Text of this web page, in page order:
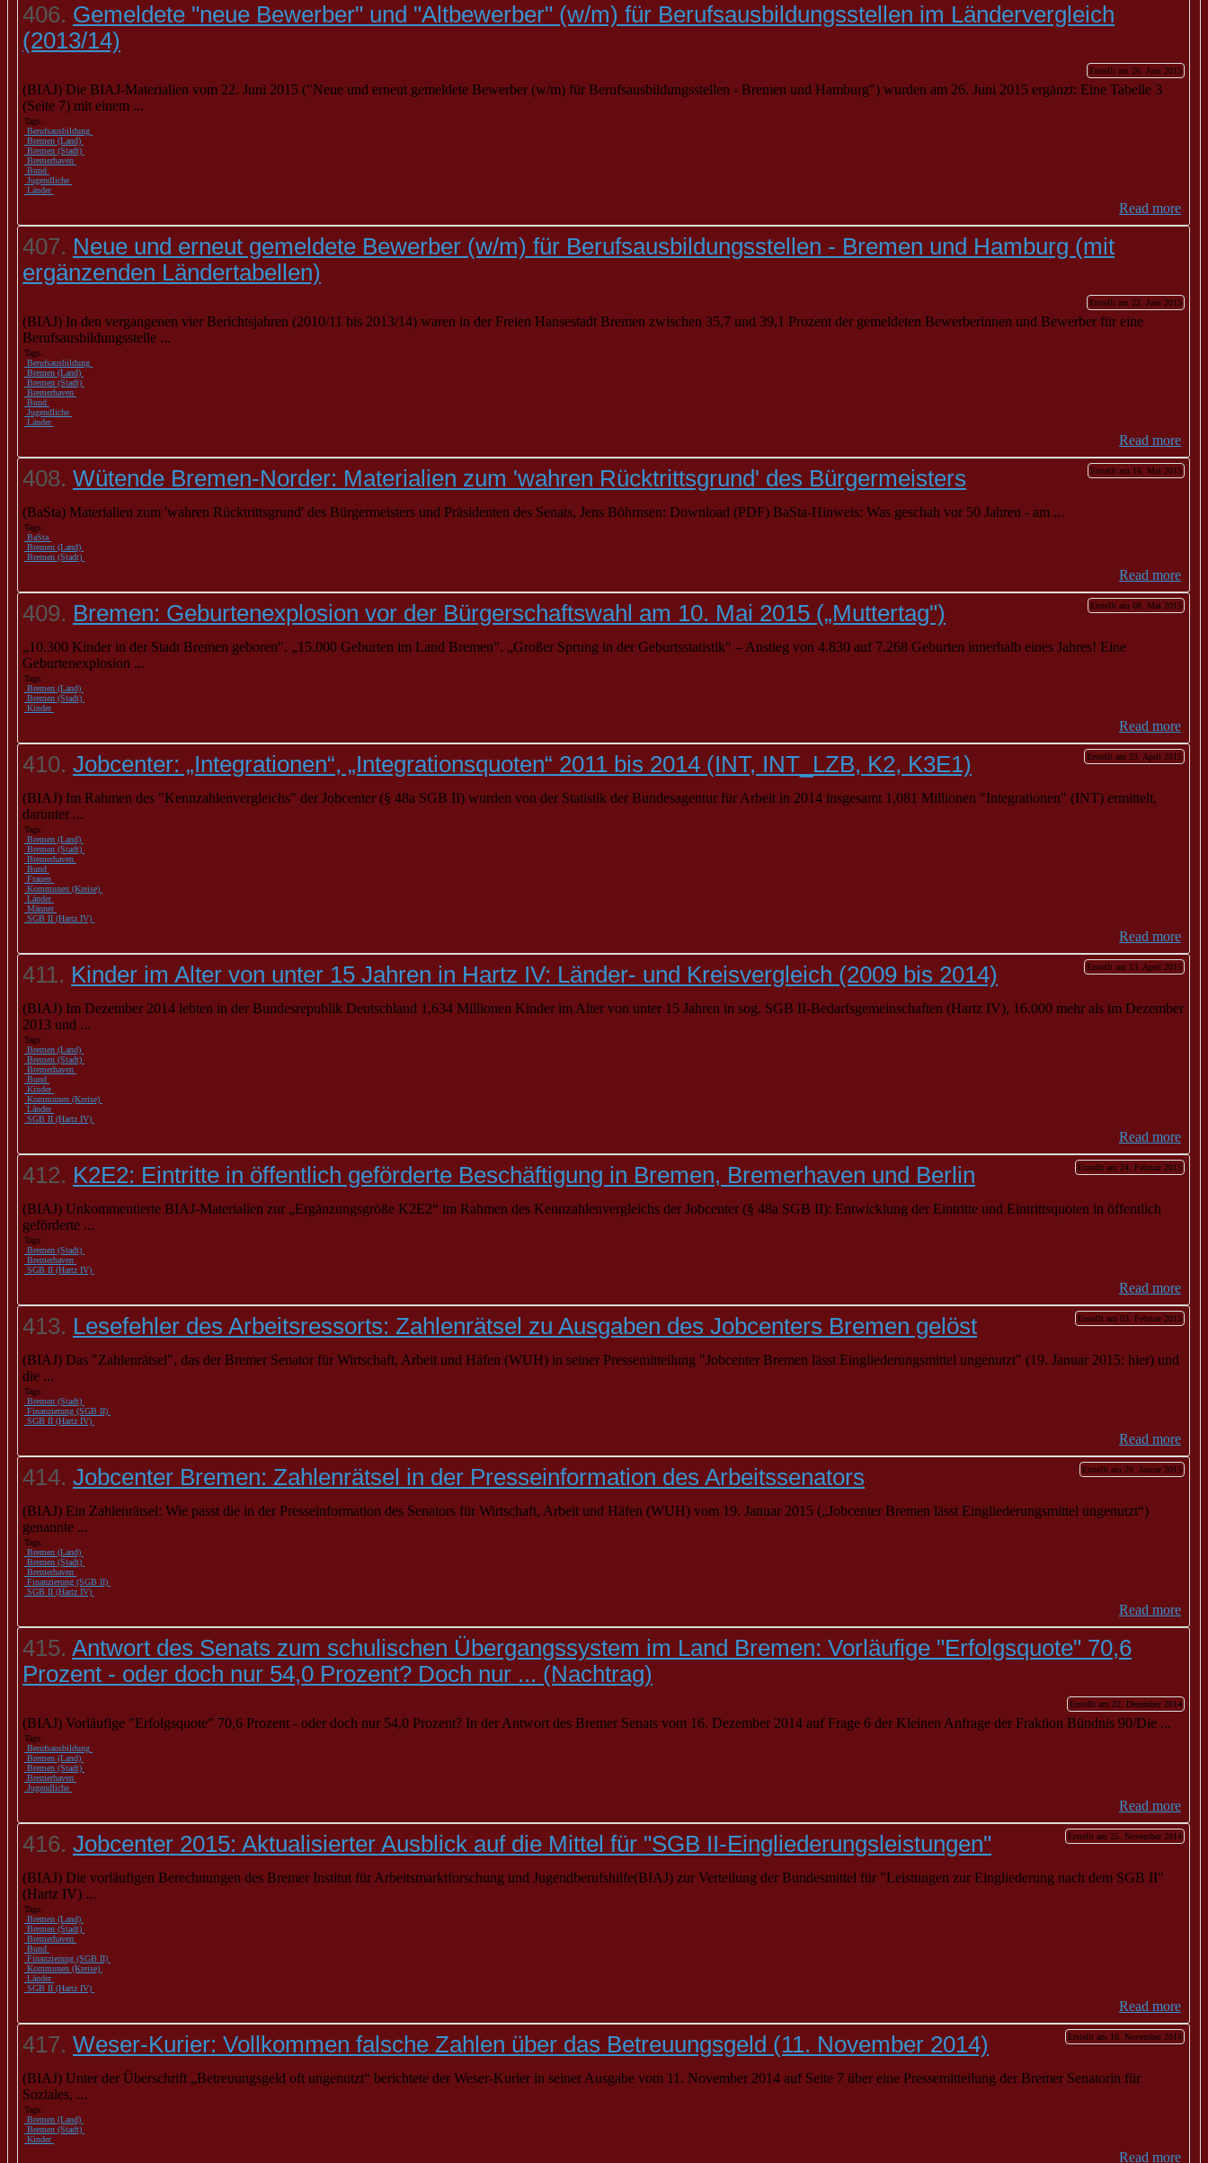
406. Gemeldete "neue Bewerber" und "Altbewerber" (w/m) für Berufsausbildungsstellen im Ländervergleich
(2013/14)
Erstellt am 26. Juni 2015
(BIAJ) Die BIAJ-Materialien vom 22. Juni 2015 ("Neue und erneut gemeldete Bewerber (w/m) für Berufsausbildungsstellen - Bremen und Hamburg") wurden am 26. Juni 2015 ergänzt: Eine Tabelle 3
(Seite 7) mit einem ...
Tags:
Berufsausbildung
Bremen (Land)
Bremen (Stadt)
Bremerhaven
Bund
Jugendliche
Länder
Read more
407. Neue und erneut gemeldete Bewerber (w/m) für Berufsausbildungsstellen - Bremen und Hamburg (mit
ergänzenden Ländertabellen)
Erstellt am 22. Juni 2015
(BIAJ) In den vergangenen vier Berichtsjahren (2010/11 bis 2013/14) waren in der Freien Hansestadt Bremen zwischen 35,7 und 39,1 Prozent der gemeldeten Bewerberinnen und Bewerber für eine
Berufsausbildungsstelle ...
Tags:
Berufsausbildung
Bremen (Land)
Bremen (Stadt)
Bremerhaven
Bund
Jugendliche
Länder
Read more
408. Wütende Bremen-Norder: Materialien zum 'wahren Rücktrittsgrund' des Bürgermeisters Erstellt am 16. Mai 2015
(BaSta) Materialien zum 'wahren Rücktrittsgrund' des Bürgermeisters und Präsidenten des Senats, Jens Böhrnsen: Download (PDF) BaSta-Hinweis: Was geschah vor 50 Jahren - am ...
Tags:
BaSta
Bremen (Land)
Bremen (Stadt)
Read more
409. Bremen: Geburtenexplosion vor der Bürgerschaftswahl am 10. Mai 2015 („Muttertag") Erstellt am 08. Mai 2015
„10.300 Kinder in der Stadt Bremen geboren". „15.000 Geburten im Land Bremen". „Großer Sprung in der Geburtsstatistik" – Anstieg von 4.830 auf 7.268 Geburten innerhalb eines Jahres! Eine
Geburtenexplosion ...
Tags:
Bremen (Land)
Bremen (Stadt)
Kinder
Read more
410. Jobcenter: „Integrationen“, „Integrationsquoten“ 2011 bis 2014 (INT, INT_LZB, K2, K3E1) Erstellt am 23. April 2015
(BIAJ) Im Rahmen des "Kennzahlenvergleichs" der Jobcenter (§ 48a SGB II) wurden von der Statistik der Bundesagentur für Arbeit in 2014 insgesamt 1,081 Millionen "Integrationen" (INT) ermittelt,
darunter ...
Tags:
Bremen (Land)
Bremen (Stadt)
Bremerhaven
Bund
Frauen
Kommunen (Kreise)
Länder
Männer
SGB II (Hartz IV)
Read more
411. Kinder im Alter von unter 15 Jahren in Hartz IV: Länder- und Kreisvergleich (2009 bis 2014) Erstellt am 13. April 2015
(BIAJ) Im Dezember 2014 lebten in der Bundesrepublik Deutschland 1,634 Millionen Kinder im Alter von unter 15 Jahren in sog. SGB II-Bedarfsgemeinschaften (Hartz IV), 16.000 mehr als im Dezember
2013 und ...
Tags:
Bremen (Land)
Bremen (Stadt)
Bremerhaven
Bund
Kinder
Kommunen (Kreise)
Länder
SGB II (Hartz IV)
Read more
412. K2E2: Eintritte in öffentlich geförderte Beschäftigung in Bremen, Bremerhaven und Berlin Erstellt am 24. Februar 2015
(BIAJ) Unkommentierte BIAJ-Materialien zur „Ergänzungsgröße K2E2“ im Rahmen des Kennzahlenvergleichs der Jobcenter (§ 48a SGB II): Entwicklung der Eintritte und Eintrittsquoten in öffentlich
geförderte ...
Tags:
Bremen (Stadt)
Bremerhaven
SGB II (Hartz IV)
Read more
413. Lesefehler des Arbeitsressorts: Zahlenrätsel zu Ausgaben des Jobcenters Bremen gelöst Erstellt am 03. Februar 2015
(BIAJ) Das "Zahlenrätsel", das der Bremer Senator für Wirtschaft, Arbeit und Häfen (WUH) in seiner Pressemitteilung "Jobcenter Bremen lässt Eingliederungsmittel ungenutzt" (19. Januar 2015: hier) und
die ...
Tags:
Bremen (Stadt)
Finanzierung (SGB II)
SGB II (Hartz IV)
Read more
414. Jobcenter Bremen: Zahlenrätsel in der Presseinformation des Arbeitssenators Erstellt am 20. Januar 2015
(BIAJ) Ein Zahlenrätsel: Wie passt die in der Presseinformation des Senators für Wirtschaft, Arbeit und Häfen (WUH) vom 19. Januar 2015 („Jobcenter Bremen lässt Eingliederungsmittel ungenutzt“)
genannte ...
Tags:
Bremen (Land)
Bremen (Stadt)
Bremerhaven
Finanzierung (SGB II)
SGB II (Hartz IV)
Read more
415. Antwort des Senats zum schulischen Übergangssystem im Land Bremen: Vorläufige "Erfolgsquote" 70,6
Prozent - oder doch nur 54,0 Prozent? Doch nur ... (Nachtrag)
Erstellt am 22. Dezember 2014
(BIAJ) Vorläufige "Erfolgsquote" 70,6 Prozent - oder doch nur 54,0 Prozent? In der Antwort des Bremer Senats vom 16. Dezember 2014 auf Frage 6 der Kleinen Anfrage der Fraktion Bündnis 90/Die ...
Tags:
Berufsausbildung
Bremen (Land)
Bremen (Stadt)
Bremerhaven
Jugendliche
Read more
416. Jobcenter 2015: Aktualisierter Ausblick auf die Mittel für "SGB II-Eingliederungsleistungen" Erstellt am 25. November 2014
(BIAJ) Die vorläufigen Berechnungen des Bremer Institut für Arbeitsmarktforschung und Jugendberufshilfe(BIAJ) zur Verteilung der Bundesmittel für "Leistungen zur Eingliederung nach dem SGB II"
(Hartz IV) ...
Tags:
Bremen (Land)
Bremen (Stadt)
Bremerhaven
Bund
Finanzierung (SGB II)
Kommunen (Kreise)
Länder
SGB II (Hartz IV)
Read more
417. Weser-Kurier: Vollkommen falsche Zahlen über das Betreuungsgeld (11. November 2014) Erstellt am 16. November 2014
(BIAJ) Unter der Überschrift „Betreuungsgeld oft ungenutzt“ berichtete der Weser-Kurier in seiner Ausgabe vom 11. November 2014 auf Seite 7 über eine Pressemitteilung der Bremer Senatorin für
Soziales, ...
Tags:
Bremen (Land)
Bremen (Stadt)
Kinder
Read more